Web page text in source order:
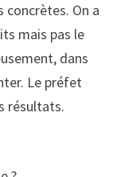
concrètes. On a
mais pas le
dans
Le préfet
résultats.